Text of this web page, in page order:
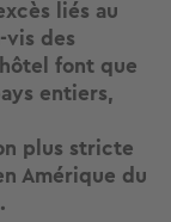
liés au
des
font que
entiers,
plus stricte
Amérique du